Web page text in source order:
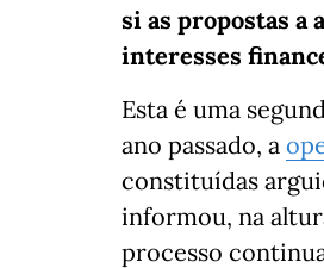
si as propostas a
interesses
Esta é uma
ano passado, a
constituídas
informou, na
processo